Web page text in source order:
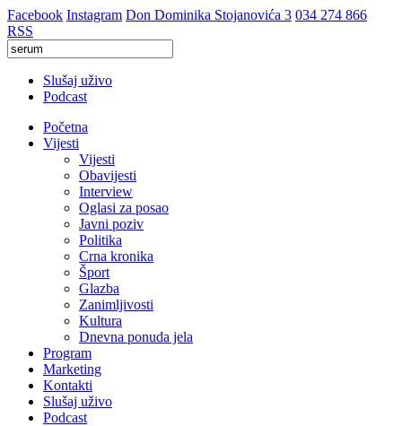
Facebook Instagram Don Dominika Stojanovića 3 034 274 866
RSS
Slušaj uživo
Podcast
Početna
Vijesti
Vijesti
Obavijesti
Interview
Oglasi za posao
Javni poziv
Politika
Crna kronika
Šport
Glazba
Zanimljivosti
Kultura
Dnevna ponuda jela
Program
Marketing
Kontakti
Slušaj uživo
Podcast